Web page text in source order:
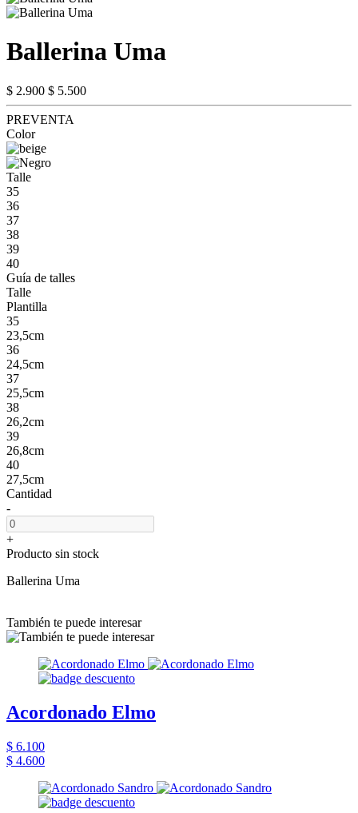
Ballerina Uma
$ 2.900 $ 5.500
PREVENTA
Color
Talle
35
36
37
38
39
40
Guía de talles
Talle
Plantilla
35
23,5cm
36
24,5cm
37
25,5cm
38
26,2cm
39
26,8cm
40
27,5cm
Cantidad
-
+
Producto sin stock
Ballerina Uma
También te puede interesar
Acordonado Elmo
$ 6.100
$ 4.600